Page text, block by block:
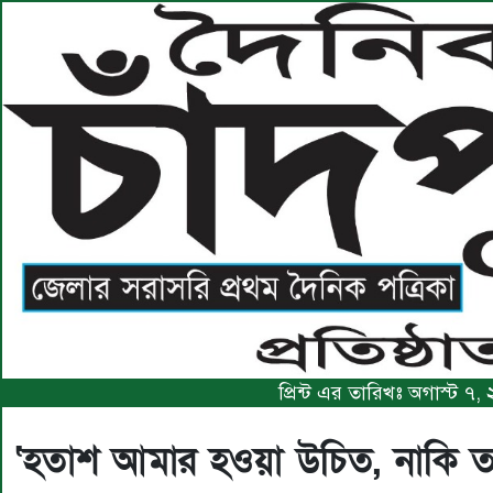
প্রিন্ট এর তারিখঃ অগাস্ট
‘হতাশ আমার হওয়া উচিত, নাকি